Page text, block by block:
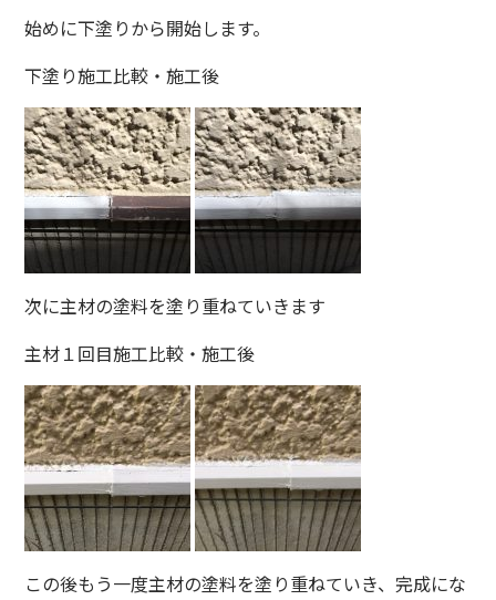
始めに下塗りから開始します。
下塗り施工比較・施工後
次に主材の塗料を塗り重ねていきます
主材１回目施工比較・施工後
この後もう一度主材の塗料を塗り重ねていき、完成にな